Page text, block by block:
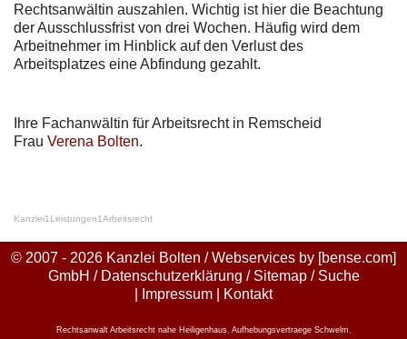
Rechtsanwältin auszahlen. Wichtig ist hier die Beachtung
der Ausschlussfrist von drei Wochen. Häufig wird dem
Arbeitnehmer im Hinblick auf den Verlust des
Arbeitsplatzes eine Abfindung gezahlt.
Ihre Fachanwältin für Arbeitsrecht in Remscheid
Frau Verena Bolten.
Kanzlei1 Leistungen1Arbeitsrecht
© 2007 - 2026 Kanzlei Bolten / Webservices by [bense.com]
GmbH / Datenschutzerklärung / Sitemap/ Suche
Impressum Kontakt
Rechtsanwalt Arbeitsrecht nahe Heiligenhaus, Aufhebungsvertraege Schwelm